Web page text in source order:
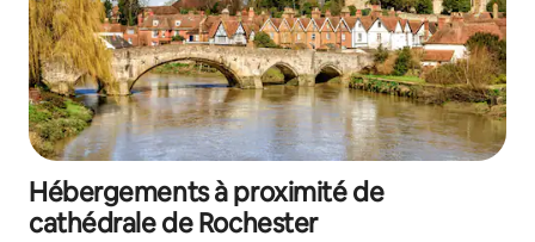
Hébergements à proximité de
cathédrale de Rochester